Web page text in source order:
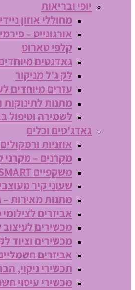
יופי ובריאות
מחוללי אוזון
אורגונייט –
קלפי טארוט
גאדגטים
לק ג'ל מניקור
עזרים מיוחדים
מתנות לתינוקות
לשמירה וטיפול
גאדג'טים וכלים
אוזניות
מקרנים – מקרני
משקפיים SMART ועוד
שעוני קיר
מתנות מאירות –
אביזרים לצילומי
מכשירים
מכשירים וציוד
אביזרים
תכשירי ניקוי,
מכשירי עיסוי